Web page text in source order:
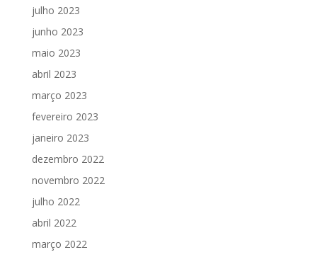
julho 2023
junho 2023
maio 2023
abril 2023
março 2023
fevereiro 2023
janeiro 2023
dezembro 2022
novembro 2022
julho 2022
abril 2022
março 2022